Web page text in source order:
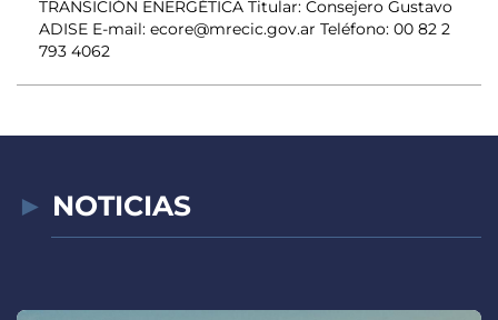
TRANSICIÓN ENERGÉTICA Titular: Consejero Gustavo
ADISE E-mail: ecore@mrecic.gov.ar Teléfono: 00 82 2
793 4062
NOTICIAS